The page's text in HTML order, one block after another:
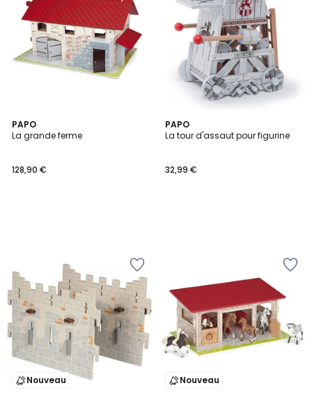
PAPO
La grande ferme
128,90 €
PAPO
La tour d'assaut pour figurine
32,99 €
Nouveau Nouveau